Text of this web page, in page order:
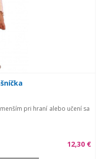
pri hraní alebo učení sa
12,30 €